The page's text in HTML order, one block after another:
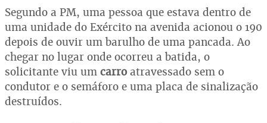
Segundo a PM, uma pessoa que estava dentro de
uma unidade do Exército na avenida acionou o 190
depois de ouvir um barulho de uma pancada. Ao
chegar no lugar onde ocorreu a batida, o
solicitante viu um carro atravessado sem o
condutor e o semáforo e uma placa de sinalização
destruídos.